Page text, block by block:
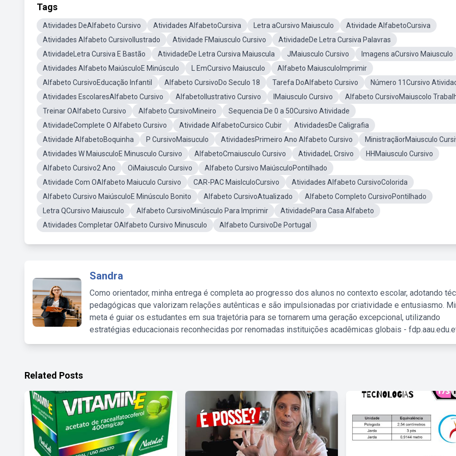
Tags
Atividades DeAlfabeto Cursivo Atividades AlfabetoCursiva Letra aCursivo Maiusculo
Atividade AlfabetoCursiva
Atividades Alfabeto CursivoIlustrado
Atividade FMaiusculo Cursivo
AtividadeDe Letra Cursiva Palavras
AtividadeLetra Cursiva E Bastão
AtividadeDe Letra Cursiva Maiuscula JMaiusculo Cursivo
Imagens aCursivo Maiusculo
Atividades Alfabeto MaiúsculoE Minúsculo
L EmCursivo Maiusculo
Alfabeto MaiusculoImprimir
Alfabeto CursivoEducação Infantil
Alfabeto CursivoDo Seculo 18 Tarefa DoAlfabeto Cursivo
Número 11Cursivo
Atividades EscolaresAlfabeto Cursivo
AlfabetoIlustrativo Cursivo IMaiusculo Cursivo
Alfabeto CursivoMaiuscolo
Treinar OAlfabeto Cursivo
Alfabeto CursivoMineiro
Sequencia De 0 a 50Cursivo Atividade
AtividadeComplete O Alfabeto Cursivo
Atividade AlfabetoCursico Cubir
AtividadesDe Caligrafia
Atividade AlfabetoBoquinha
P CursivoMaisuculo AtividadesPrimeiro Ano Alfabeto Cursivo
MinistraçãorMaiusculo
Atividades W MaiusculoE Minusculo Cursivo
AlfabetoCmaiusculo Cursivo AtividadeL Crsivo
HHMaiusculo Cursivo
Alfabeto Cursivo2 Ano
OiMaiusculo Cursivo
Alfabeto Cursivo MaiúsculoPontilhado
Atividade Com OAlfabeto Maiuculo Cursivo
CAR-PAC MaislculoCursivo
Atividades Alfabeto CursivoColorida
Alfabeto Cursivo MaiúsculoE Minúsculo Bonito
Alfabeto CursivoAtualizado
Alfabeto Completo CursivoPontilhado
Letra QCursivo Maiusculo
Alfabeto CursivoMinúsculo Para Imprimir
AtividadePara Casa Alfabeto
Atividades Completar OAlfabeto Cursivo Minusculo
Alfabeto CursivoDe Portugal
Sandra
Como orientador, minha entrega é completa ao progresso dos alunos no contexto escolar, adotando
pedagógicas que valorizam relações autênticas e são impulsionadas por criatividade e entusiasmo.
meta é guiar os estudantes em sua trajetória para se tornarem uma geração excepcional, utilizando
estratégias educacionais reconhecidas por renomadas instituições acadêmicas globais -
Related Posts